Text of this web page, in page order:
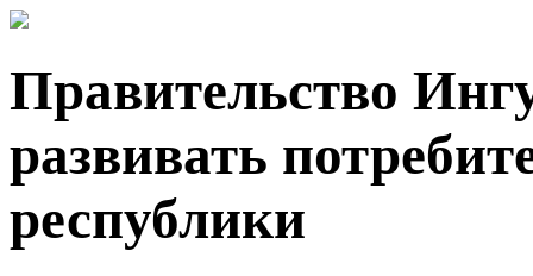
Правительство
развивать
республики